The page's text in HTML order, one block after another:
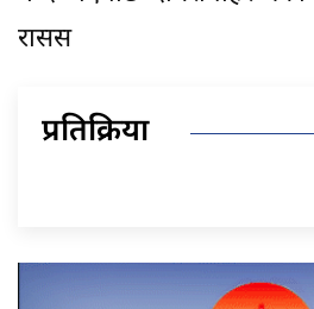
रासस
प्रतिक्रिया